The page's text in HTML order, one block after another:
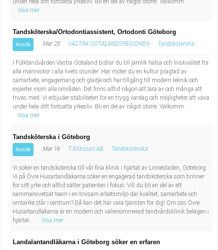
under hela ditt fortsatta yrkesliv. Bli en del av något större. Välkomm...
Visa mer
Tandsköterska/Ortodontiassistent, Ortodonti Göteborg
Ansök Mar 25 VÄSTRA GÖTALANDSREGIONEN Tandsköterska
I Folktandvården Västra Götaland bidrar du till jämlik hälsa och livskvalitet för
alla människor i alla livets stunder. Här möter du en kultur präglad av
samarbete, engagemang och glädje och har tillgång till modern teknik och
experter inom alla områden. Det finns alltid någon att lära av och många att
trivas med. Vi erbjuder stabiliteten för en trygg vardag och möjligheter att växa
under hela ditt fortsatta yrkesliv. Bli en del av något större. Välkomm...
Visa mer
Tandsköterska i Göteborg
Ansök Mar 16 T Eriksson AB Tandsköterska
Vi söker en tandsköterska till vår fina klinik i hjärtat av Linnéstaden, Göteborg
Vi på Övre Husartandläkarna söker en engagerad tandsköterska som brinner
för sitt yrke och alltid sätter patienten i fokus. Vill du bli en del av ett
sammansvetsat team i en trivsam arbetsmiljö där kvalitet, samarbete och
omtanke står i centrum? Då kan det här vara tjänsten för dig! Om oss Övre
Husartandläkarna är en modern och välrenommerad tandvårdsklinik belägen i
hjärtat ...
Visa mer
Landalantandläkarna i Göteborg söker en erfaren